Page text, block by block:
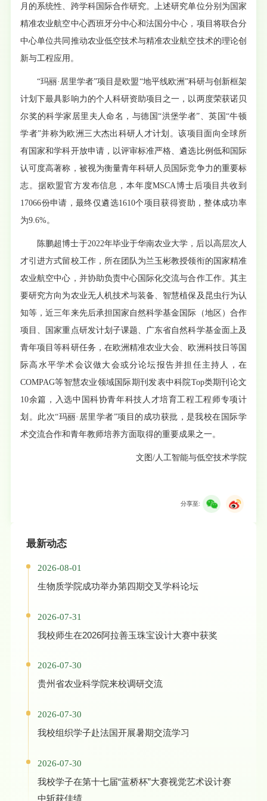
月的系统性、跨学科国际合作研究。上述研究单位分别为国家
精准农业航空中心西班牙分中心和法国分中心，项目将联合分
中心单位共同推动农业低空技术与精准农业航空技术的理论创
新与工程应用。
“玛丽·居里学者”项目是欧盟“地平线欧洲”科研与创新框架
计划下最具影响力的个人科研资助项目之一，以两度荣获诺贝
尔奖的科学家居里夫人命名，与德国“洪堡学者”、英国“牛顿
学者”并称为欧洲三大杰出科研人才计划。该项目面向全球所
有国家和学科开放申请，以评审标准严格、遴选比例低和国际
认可度高著称，被视为衡量青年科研人员国际竞争力的重要标
志。据欧盟官方发布信息，本年度MSCA博士后项目共收到
17066份申请，最终仅遴选1610个项目获得资助，整体成功率
为9.6%。
陈鹏超博士于2022年毕业于华南农业大学，后以高层次人
才引进方式留校工作，所在团队为兰玉彬教授领衔的国家精准
农业航空中心，并协助负责中心国际化交流与合作工作。其主
要研究方向为农业无人机技术与装备、智慧植保及昆虫行为认
知等，近三年来先后承担国家自然科学基金国际（地区）合作
项目、国家重点研发计划子课题、广东省自然科学基金面上及
青年项目等科研任务，在欧洲精准农业大会、欧洲科技日等国
际高水平学术会议做大会或分论坛报告并担任主持人，在
COMPAG等智慧农业领域国际期刊发表中科院Top类期刊论文
10余篇，入选中国科协青年科技人才培育工程工程师专项计
划。此次“玛丽·居里学者”项目的成功获批，是我校在国际学
术交流合作和青年教师培养方面取得的重要成果之一。
文图/人工智能与低空技术学院
分享至:
最新动态
2026-08-01
生物质学院成功举办第四期交叉学科论坛
2026-07-31
我校师生在2026阿拉善玉珠宝设计大赛中获奖
2026-07-30
贵州省农业科学院来校调研交流
2026-07-30
我校组织学子赴法国开展暑期交流学习
2026-07-30
我校学子在第十七届“蓝桥杯”大赛视觉艺术设计赛
中斩获佳绩